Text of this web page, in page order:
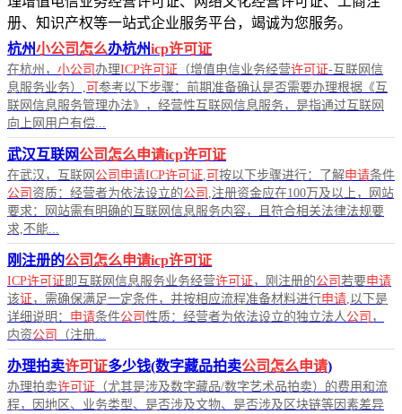
册、知识产权等一站式企业服务平台，竭诚为您服务。
杭州小公司怎么办杭州icp许可证
在杭州， 小公司办理ICP许可证 （增值电信业务经营许可证-互联网信
息服务业务）, 可参考以下步骤：前期准备确认是否需要办理根据《互
联网信息服务管理办法》，经营性互联网信息服务，是指通过互联网
向上网用户有偿...
武汉互联网公司怎么申请icp许可证
在武汉，互联网 公司申请ICP许可证 可按以下步骤进行：了解申请条件
公司资质：经营者为依法设立的公司 ,注册资金应在100万及以上，网站
要求：网站需有明确的互联网信息服务内容，且符合相关法律法规要
求,不能...
刚注册的公司怎么申请icp许可证
ICP许可证即互联网信息服务业务经营许可证，刚注册的公司若要申请
该证，需确保满足一定条件，并按相应流程准备材料进行申请 ,以下是
详细说明： 申请条件公司性质：经营者为依法设立的独立法人 公司 ，
内资公司 （注册...
办理拍卖许可证多少钱(数字藏品拍卖公司怎么申请)
办理拍卖许可证 （尤其是涉及数字藏品/数字艺术品拍卖）的费用和流
程，因地区、业务类型、是否涉及文物、是否涉及区块链等因素差异